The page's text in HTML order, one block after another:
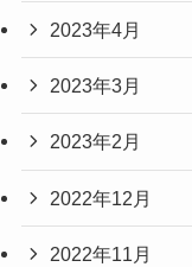
2023年4月
2023年3月
2023年2月
2022年12月
2022年11月